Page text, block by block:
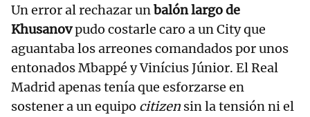
Un error al rechazar unbalón largo de
Khusanovpudo costarle caro a un City que
aguantaba los arreones comandados por unos
entonados Mbappé y Vinícius Júnior. El Real
Madrid apenas tenía que esforzarse en
sostener a un equipo citizen sin la tensión ni el